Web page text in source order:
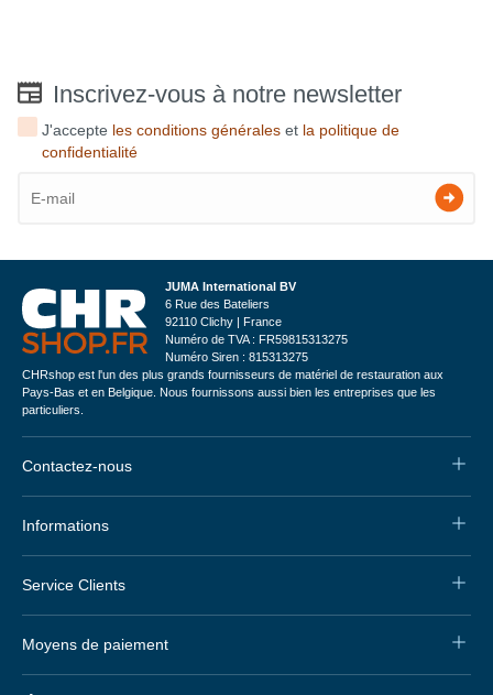
Inscrivez-vous à notre newsletter
J'accepte les conditions générales et la politique de
confidentialité
JUMA International BV
6 Rue des Bateliers
92110 Clichy | France
Numéro de TVA : FR59815313275
Numéro Siren : 815313275
CHRshop est l'un des plus grands fournisseurs de matériel de restauration aux
Pays-Bas et en Belgique. Nous fournissons aussi bien les entreprises que les
particuliers.
Contactez-nous
Informations
Service Clients
Moyens de paiement